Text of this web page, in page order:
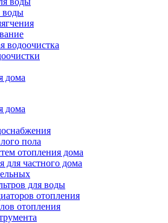
воды
водоочистка
дома
дома
пола
отопления дома
для частного дома
для воды
отопления
отопления